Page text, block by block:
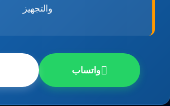
والتجهيز
واتساب